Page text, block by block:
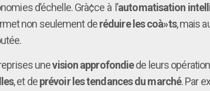
d’échelle. Grà¢ce à l’automatisation
non seulement deréduire les coà»ts, mais
unevision approfondiede leurs
, et deprévoir les tendances du marché. Par